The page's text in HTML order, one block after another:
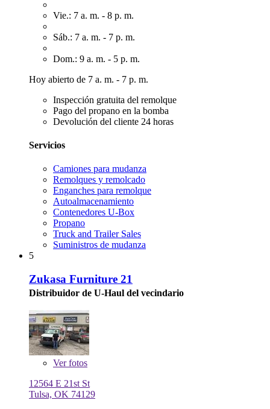
Vie.: 7 a. m. - 8 p. m.
Sáb.: 7 a. m. - 7 p. m.
Dom.: 9 a. m. - 5 p. m.
Hoy abierto de 7 a. m. - 7 p. m.
Inspección gratuita del remolque
Pago del propano en la bomba
Devolución del cliente 24 horas
Servicios
Camiones para mudanza
Remolques y remolcado
Enganches para remolque
Autoalmacenamiento
Contenedores U-Box
Propano
Truck and Trailer Sales
Suministros de mudanza
5
Zukasa Furniture 21
Distribuidor de U-Haul del vecindario
Verfotos
12564 E 21st St
Tulsa, OK 74129